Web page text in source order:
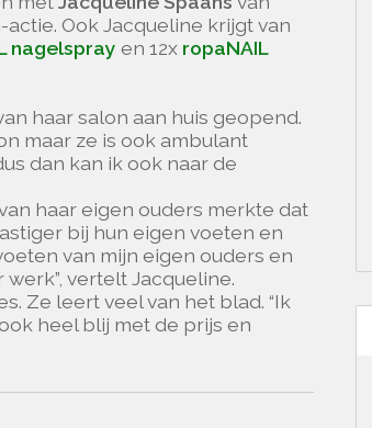
Ook Jacqueline krijgt van
nagelspray en 12x ropaNAIL
haar salon aan huis geopend.
maar ze is ook ambulant
dan kan ik ook naar de
haar eigen ouders merkte dat
bij hun eigen voeten en
van mijn eigen ouders en
vertelt Jacqueline.
Ze leert veel van het blad. “Ik
heel blij met de prijs en